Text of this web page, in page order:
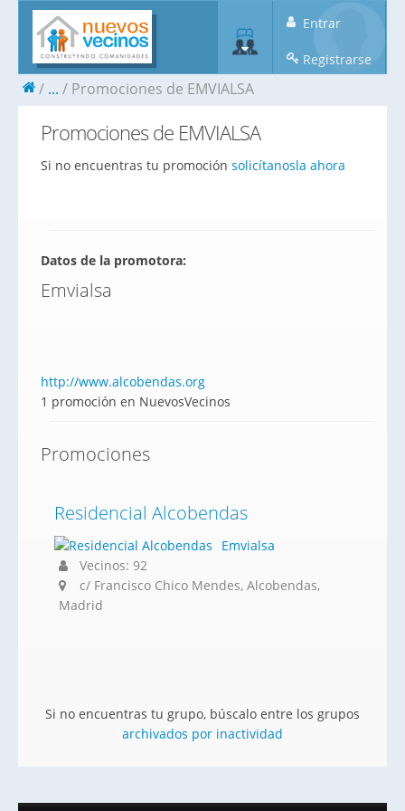
Entrar
Registrarse
... Promociones de EMVIALSA
Promociones de EMVIALSA
Si no encuentras tu promoción solicítanosla ahora
Datos de la promotora:
Emvialsa
http://www.alcobendas.org
1 promoción en NuevosVecinos
Promociones
Residencial Alcobendas
Emvialsa
Vecinos: 92
c/ Francisco Chico Mendes, Alcobendas,
Madrid
Si no encuentras tu grupo, búscalo entre los grupos
archivados por inactividad